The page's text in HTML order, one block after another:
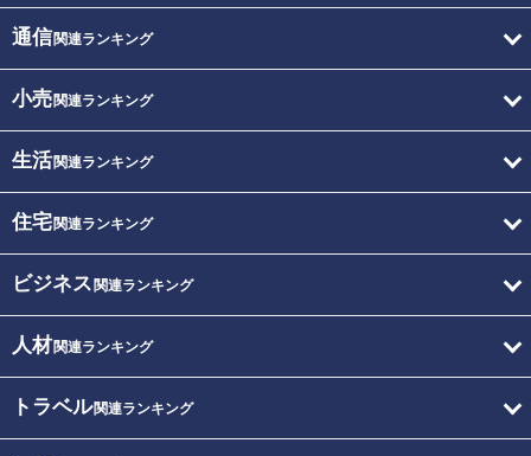
通信関連ランキング
小売関連ランキング
生活関連ランキング
住宅関連ランキング
ビジネス 関連ランキング
人材関連ランキング
トラベル関連ランキング